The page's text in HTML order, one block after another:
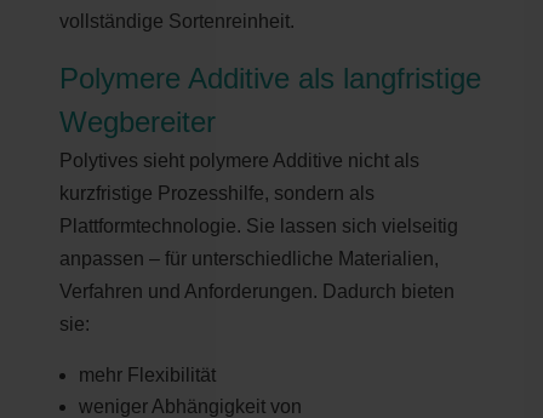
vollständige Sortenreinheit.
Polymere Additive als langfristige
Wegbereiter
Polytives sieht polymere Additive nicht als
kurzfristige Prozesshilfe, sondern als
Plattformtechnologie. Sie lassen sich vielseitig
anpassen – für unterschiedliche Materialien,
Verfahren und Anforderungen. Dadurch bieten
sie:
mehr Flexibilität
weniger Abhängigkeit von